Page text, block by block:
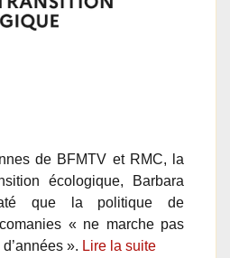
de BFMTV et RMC, la
écologique, Barbara
que la politique de
« ne marche pas
». Lire la suite